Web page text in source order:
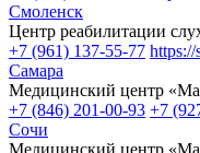
Смоленск
Центр реабилитации
+7 (961) 137-55-77 https://
Самара
Медицинский центр
+7 (846) 201‑00-93 +7
Сочи
Медицинский центр